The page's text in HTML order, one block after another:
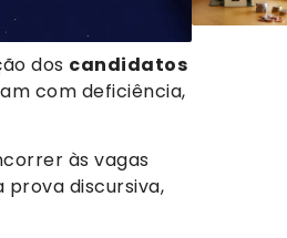
dos candidatos
com deficiência,
às vagas
prova discursiva,